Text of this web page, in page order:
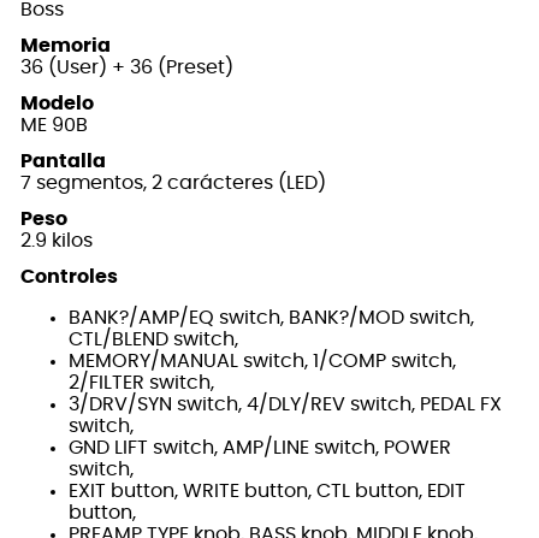
Boss
Memoria
36 (User) + 36 (Preset)
Modelo
ME 90B
Pantalla
7 segmentos, 2 carácteres (LED)
Peso
2.9 kilos
Controles
BANK?/AMP/EQ switch, BANK?/MOD switch,
CTL/BLEND switch,
MEMORY/MANUAL switch, 1/COMP switch,
2/FILTER switch,
3/DRV/SYN switch, 4/DLY/REV switch, PEDAL FX
switch,
GND LIFT switch, AMP/LINE switch, POWER
switch,
EXIT button, WRITE button, CTL button, EDIT
button,
PREAMP TYPE knob, BASS knob, MIDDLE knob,